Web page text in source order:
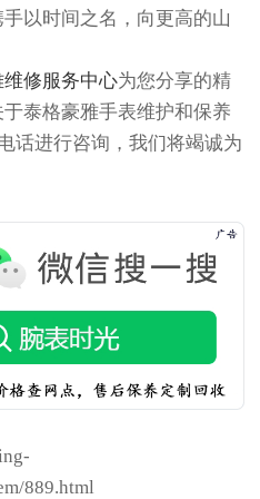
以时间之名，向更高的山
修服务中心为您分享的精
泰格豪雅手表维护和保养
话进行咨询，我们将竭诚为
889.html